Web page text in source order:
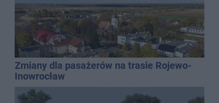
Zmiany dla pasażerów na trasie Rojewo-
Inowrocław